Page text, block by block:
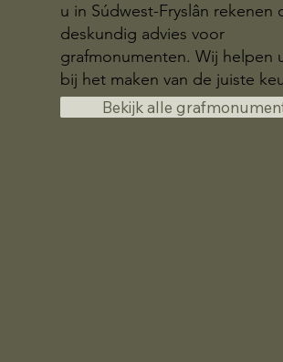
u in Súdwest-Fryslân rekenen
deskundig advies voor
grafmonumenten. Wij helpen
bij het maken van de juiste
Bekijk alle